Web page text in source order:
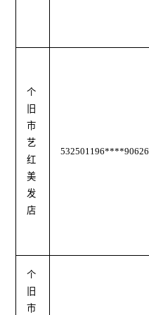
个
旧
市
艺
红
美
发
店
532501196****90626
个
旧
市